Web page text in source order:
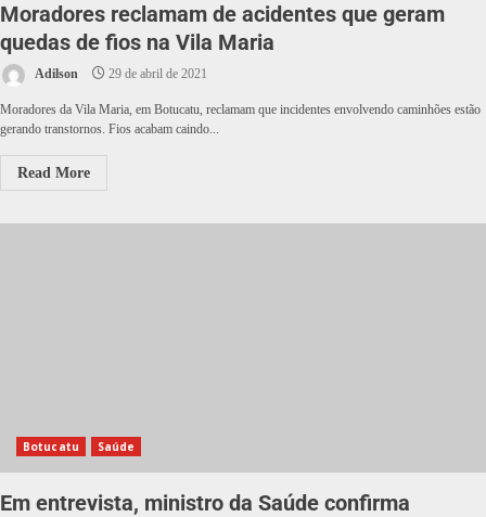
Moradores reclamam de acidentes que geram
quedas de fios na Vila Maria
Adilson 29 de abril de 2021
Moradores da Vila Maria, em Botucatu, reclamam que incidentes envolvendo caminhões estão
gerando transtornos. Fios acabam caindo...
Read More
Botucatu Saúde
Em entrevista, ministro da Saúde confirma